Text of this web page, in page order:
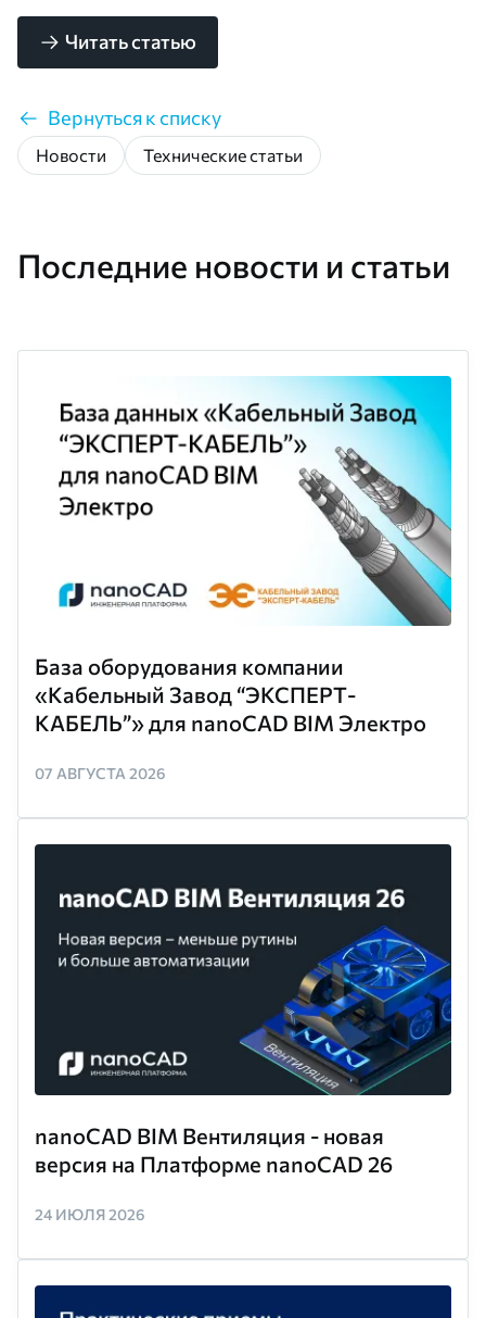
Вернуться к списку
Новости Технические статьи
Читать статью
Последние новости и статьи
База оборудования компании
«Кабельный Завод “ЭКСПЕРТ-
КАБЕЛЬ”» для nanoCAD BIM Электро
07 АВГУСТА 2026
nanoCAD BIM Вентиляция - новая
версия на Платформе nanoCAD 26
24 ИЮЛЯ 2026